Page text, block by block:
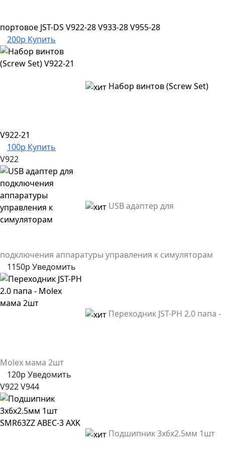
портовое JST-DS V922-28 V933-28 V955-28
200р Купить
Набор винтов (Screw Set)
V922-21
100р Купить
V922
USB адаптер для
подключения аппаратуры управления к симуляторам
1150р Уведомить
Переходник JST-PH 2.0 папа -
Molex мама 2шт
120р Уведомить
V922V944
Подшипник 3x6x2.5мм 1шт